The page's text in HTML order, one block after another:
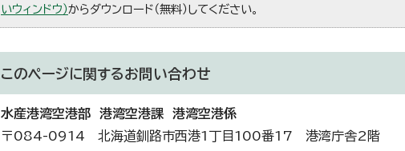
いウィンドウ）からダウンロード（無料）してください。
このページに関するお問い合わせ
水産港湾空港部 港湾空港課 港湾空港係
〒084-0914 北海道釧路市西港1丁目100番17 港湾庁舎2階